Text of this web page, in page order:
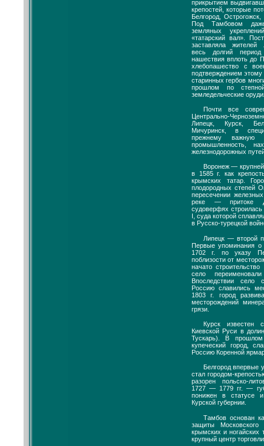
прикрытием
крепостей, которые
Белгород,
Под Тамбовом
земляных
«татарский вал».
заставляла жителей
весь долгий период
нашествия вплоть до
хлебопашество с
подтверждением этому
старинных гербов
прошлом по
земледельческие
Почти все
Центрально-
Липецк, Курск,
Мичуринск, в
прежнему важную
промышленность,
железнодорожных
Воронеж —
в 1585 г. как
крымских татар.
плодородных степей
пересечении
реке — притоке
судоверфях
I, суда которой
в Русско-турецкой
Липецк — второй
Первые упоминания
1702 г. по указу
поблизости от
начато
село
Впоследствии
Россию славились
1803 г. город
месторождений
грязи.
Курск известен
Киевской Руси в
Тускарь). В
купеческий город,
Россию Коренной
Белгород впервые
стал городом-
разорен польско-
1727 — 1779 гг. —
понижен в статусе
Курской губернии.
Тамбов основан
защиты Московского
крымских и
крупный центр